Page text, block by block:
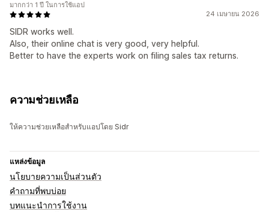
24 เมษายน 2026
SIDR works well.
Also, their online chat is very good, very helpful.
Better to have the experts work on filing sales tax returns.
มากกว่า 1 ปี ในการใช้แอป
ความช่วยเหลือ
ให้ความช่วยเหลือสำหรับแอปโดย Sidr
แหล่งข้อมูล
นโยบายความเป็นส่วนตัว
คำถามที่พบบ่อย
บทแนะนำการใช้งาน